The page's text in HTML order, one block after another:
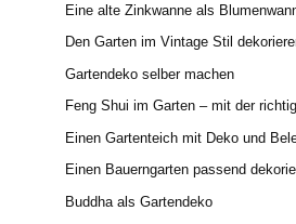
Eine alte Zinkwanne als
Den Garten im Vintage Stil
Gartendeko selber machen
Feng Shui im Garten – mit der
Einen Gartenteich mit Deko und
Einen Bauerngarten passend
Buddha als Gartendeko